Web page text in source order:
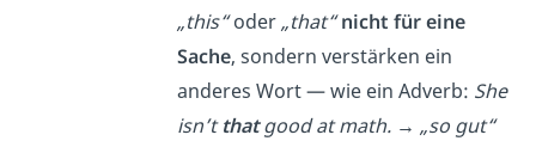
„this“oder„that“ nicht für eine
Sache, sondern verstärken ein
anderes Wort — wie ein Adverb: She
isn’tthatgood at math. → „so gut“